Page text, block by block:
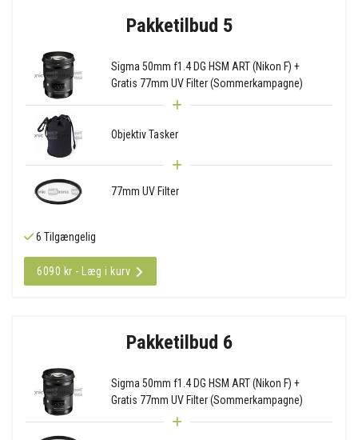
Pakketilbud 5
Sigma 50mm f1.4 DG HSM ART (Nikon F) +
Gratis 77mm UV Filter (Sommerkampagne)
Objektiv Tasker
77mm UV Filter
6 Tilgængelig
6090 kr - Læg i kurv
Pakketilbud 6
Sigma 50mm f1.4 DG HSM ART (Nikon F) +
Gratis 77mm UV Filter (Sommerkampagne)